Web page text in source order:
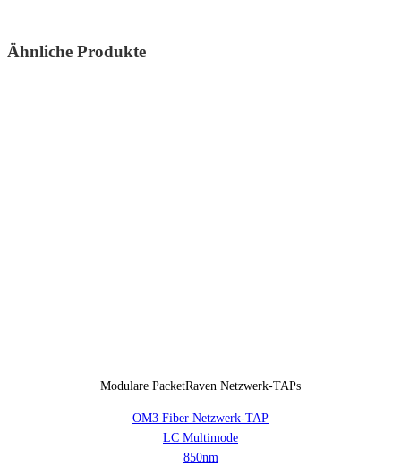
Ähnliche Produkte
Modulare PacketRaven Netzwerk-TAPs
OM3 Fiber Netzwerk-TAP
LC Multimode
850nm